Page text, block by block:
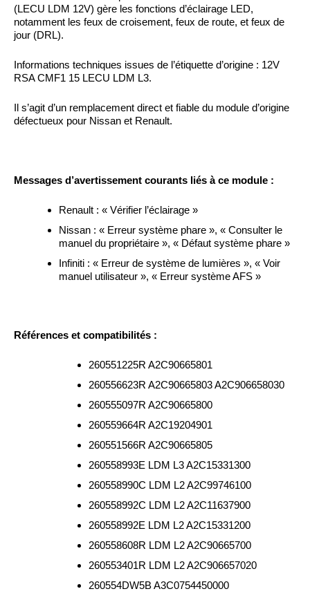
(LECU LDM 12V) gère les fonctions d’éclairage LED,
notamment les feux de croisement, feux de route, et feux de
jour (DRL).
Informations techniques issues de l’étiquette d’origine : 12V
RSA CMF1 15 LECU LDM L3.
Il s’agit d’un remplacement direct et fiable du module d’origine
défectueux pour Nissan et Renault.
Messages d’avertissement courants liés à ce module :
Renault : « Vérifier l’éclairage »
Nissan : « Erreur système phare », « Consulter le
manuel du propriétaire », « Défaut système phare »
Infiniti : « Erreur de système de lumières », « Voir
manuel utilisateur », « Erreur système AFS »
Références et compatibilités :
260551225R A2C90665801
260556623R A2C90665803 A2C906658030
260555097R A2C90665800
260559664R A2C19204901
260551566R A2C90665805
260558993E LDM L3 A2C15331300
260558990C LDM L2 A2C99746100
260558992C LDM L2 A2C11637900
260558992E LDM L2 A2C15331200
260558608R LDM L2 A2C90665700
260553401R LDM L2 A2C906657020
260554DW5B A3C0754450000